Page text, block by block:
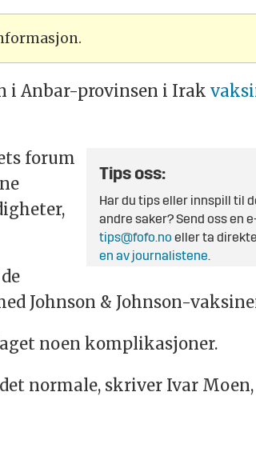
i Anbar-provinsen i Irak
Tips oss:
Har du tips eller innspill til
andre saker? Send oss en
tips@fofo.no eller ta
en av journalistene.
forum
Johnson & Johnson-
noen komplikasjoner.
normale, skriver Ivar